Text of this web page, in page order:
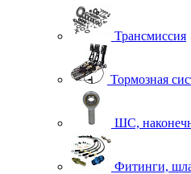
Трансмиссия
Тормозная
ШС,
Фитинги,